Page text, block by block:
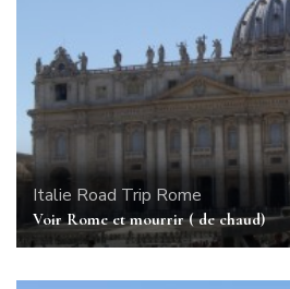
Italie Road Trip Rome
Voir Rome et mourrir ( de chaud)